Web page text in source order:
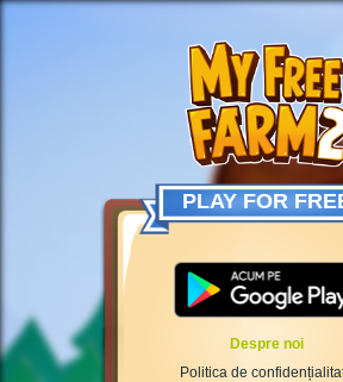
PLAY FOR
Despre noi
Politica de